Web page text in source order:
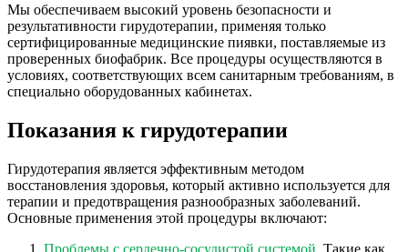
Мы обеспечиваем высокий уровень безопасности и
результативности гирудотерапии, применяя только
сертифицированные медицинские пиявки, поставляемые из
проверенных биофабрик. Все процедуры осуществляются в
условиях, соответствующих всем санитарным требованиям, в
специально оборудованных кабинетах.
Показания к гирудотерапии
Гирудотерапия является эффективным методом
восстановления здоровья, который активно используется для
терапии и предотвращения разнообразных заболеваний.
Основные применения этой процедуры включают:
Проблемы с сердечно-сосудистой системой. Такие как